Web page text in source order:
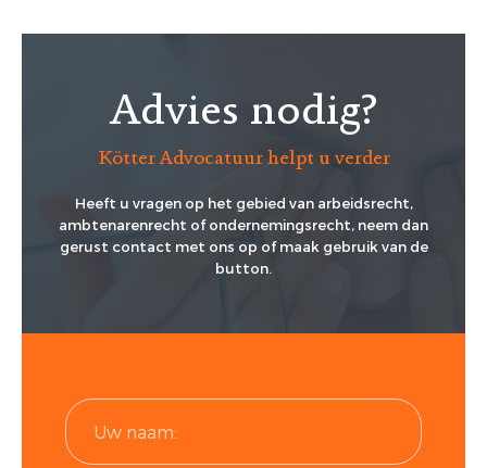
Advies nodig?
Kötter Advocatuur helpt u verder
Heeft u vragen op het gebied van arbeidsrecht,
ambtenarenrecht of ondernemingsrecht, neem dan
gerust contact met ons op of maak gebruik van de
button.